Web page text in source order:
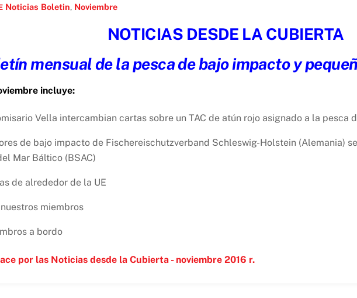
Noticias Boletin, Noviembre
NOTICIAS DESDE LA CUBIERTA
mensual de la pesca de bajo impacto y
incluye:
Vella intercambian cartas sobre un TAC de atún rojo asignado a la pesca
de bajo impacto de Fischereischutzverband Schleswig-Holstein (Alemania)
Mar Báltico (BSAC)
de alrededor de la UE
miembros
a bordo
por las Noticias desde la Cubierta - noviembre 2016 r.